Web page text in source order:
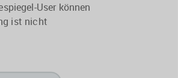
User können
ist nicht